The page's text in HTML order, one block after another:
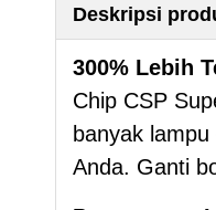
Deskripsi
300% Lebih
Chip CSP
banyak
Anda. Ganti